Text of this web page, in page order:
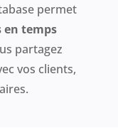
permet
en temps
partagez
vos clients,